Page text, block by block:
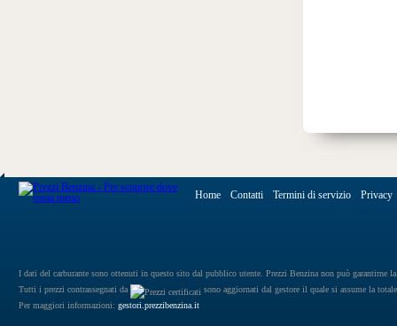
Home Contatti Termini di servizio Privacy
I dati del carburante sono ottenuti in questo sito dal pubblico utente. Prezzi Benzina non può garantirne
Tutti i prezzi contrassegnati da
sono aggiornati dal gestore il quale si assume la
Per maggiori informazioni: gestori.prezzibenzina.it